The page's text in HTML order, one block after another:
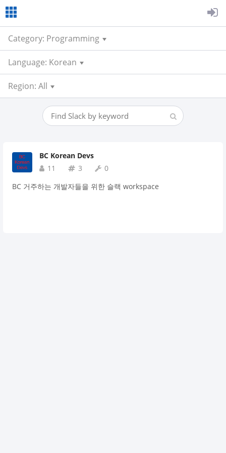
Category: Programming
Language: Korean
Region: All
BC Korean Devs
11
3
0
BC 거주하는 개발자들을 위한 슬랙 workspace